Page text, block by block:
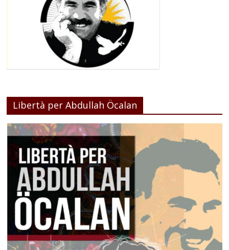
Libertà per Abdullah Öcalan